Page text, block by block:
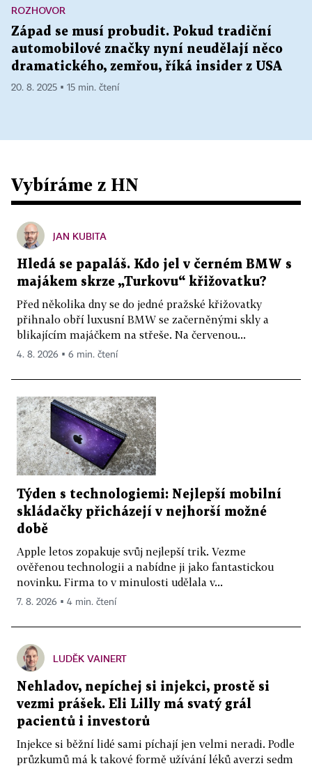
ROZHOVOR
Západ se musí probudit. Pokud tradiční
automobilové značky nyní neudělají něco
dramatického, zemřou, říká insider z USA
20. 8. 2025 ▪ 15 min. čtení
Vybíráme z HN
JAN KUBITA
Hledá se papaláš. Kdo jel v černém BMW s
majákem skrze „Turkovu“ křižovatku?
Před několika dny se do jedné pražské křižovatky
přihnalo obří luxusní BMW se začerněnými skly a
blikajícím majáčkem na střeše. Na červenou...
4. 8. 2026 ▪ 6 min. čtení
Týden s technologiemi: Nejlepší mobilní
skládačky přicházejí v nejhorší možné
době
Apple letos zopakuje svůj nejlepší trik. Vezme
ověřenou technologii a nabídne ji jako fantastickou
novinku. Firma to v minulosti udělala v...
7. 8. 2026 ▪ 4 min. čtení
LUDĚK VAINERT
Nehladov, nepíchej si injekci, prostě si
vezmi prášek. Eli Lilly má svatý grál
pacientů i investorů
Injekce si běžní lidé sami píchají jen velmi neradi. Podle
průzkumů má k takové formě užívání léků averzi sedm